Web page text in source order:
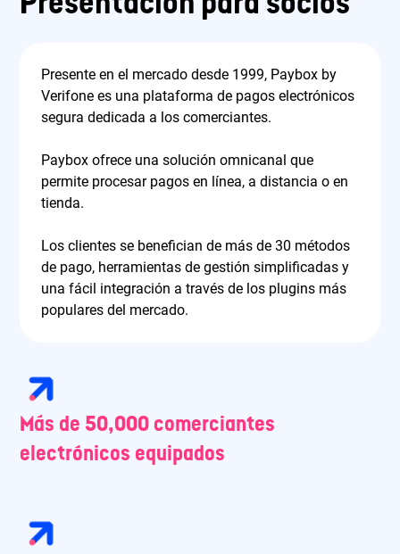
Presente en el mercado desde 1999, Paybox by
Verifone es una plataforma de pagos electrónicos
segura dedicada a los comerciantes.
Paybox ofrece una solución omnicanal que
permite procesar pagos en línea, a distancia o en
tienda.
Los clientes se benefician de más de 30 métodos
de pago, herramientas de gestión simplificadas y
una fácil integración a través de los plugins más
populares del mercado.
Más de 50,000 comerciantes
electrónicos equipados